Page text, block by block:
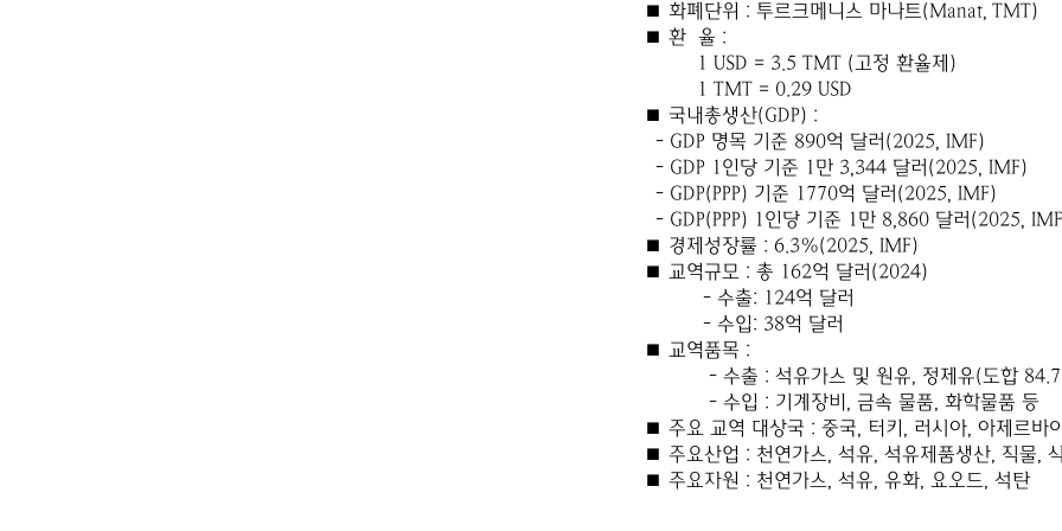
■ 화폐단위 : 투르크메니스 마나트(Manat, TMT)
■ 환 율 :
1 USD = 3.5 TMT (고정 환율제)
1 TMT = 0.29 USD
■ 국내총생산(GDP) :
- GDP 명목 기준 890억 달러(2025, IMF)
- GDP 1인당 기준 1만 3,344 달러(2025, IMF)
- GDP(PPP) 기준 1770억 달러(2025, IMF)
- GDP(PPP) 1인당 기준 1만 8,860 달러(2025,
■ 경제성장률 : 6.3%(2025, IMF)
■ 교역규모 : 총 162억 달러(2024)
- 수출: 124억 달러
- 수입: 38억 달러
■ 교역품목 :
- 수출 : 석유가스 및 원유, 정제유(도합
- 수입 : 기계장비, 금속 물품, 화학물품 등
■ 주요 교역 대상국 : 중국, 터키, 러시아, 아제르바
■ 주요산업 : 천연가스, 석유, 석유제품생산, 직물,
■ 주요자원 : 천연가스, 석유, 유화, 요오드, 석탄